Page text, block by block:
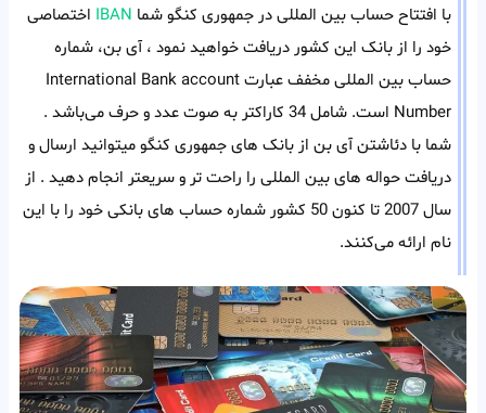
با افتتاح حساب بین المللی در جمهوری کنگو شما IBAN اختصاصی
خود را از بانک این کشور دریافت خواهید نمود ، آی بن، شماره
حساب بین المللی مخفف عبارت International Bank account
Number است. شامل 34 کاراکتر به صوت عدد و حرف می‌باشد .
شما با دئاشتن آی بن از بانک های جمهوری کنگو میتوانید ارسال و
دریافت حواله های بین المللی را راحت تر و سریعتر انجام دهید . از
سال 2007 تا کنون 50 کشور شماره حساب های بانکی خود را با این
نام ارائه می‌کنند.